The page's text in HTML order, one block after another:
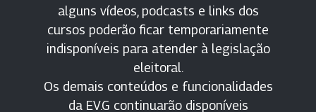
alguns vídeos, podcasts e links dos
cursos poderão ficar temporariamente
indisponíveis para atender à legislação
eleitoral.
Os demais conteúdos e funcionalidades
da EV.G continuarão disponíveis